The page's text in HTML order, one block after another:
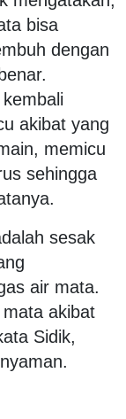
bisa
dengan
akibat yang
memicu
sehingga
sesak
air mata.
akibat
Sidik,